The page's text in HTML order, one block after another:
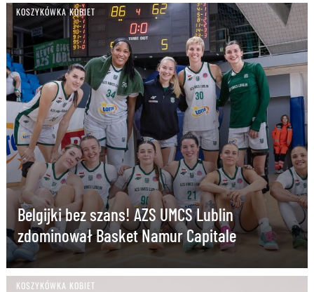
KOSZYKÓWKA KOBIET
Belgijki bez szans! AZS UMCS Lublin
zdominował Basket Namur Capitale
KOSZYKÓWKA KOBIET